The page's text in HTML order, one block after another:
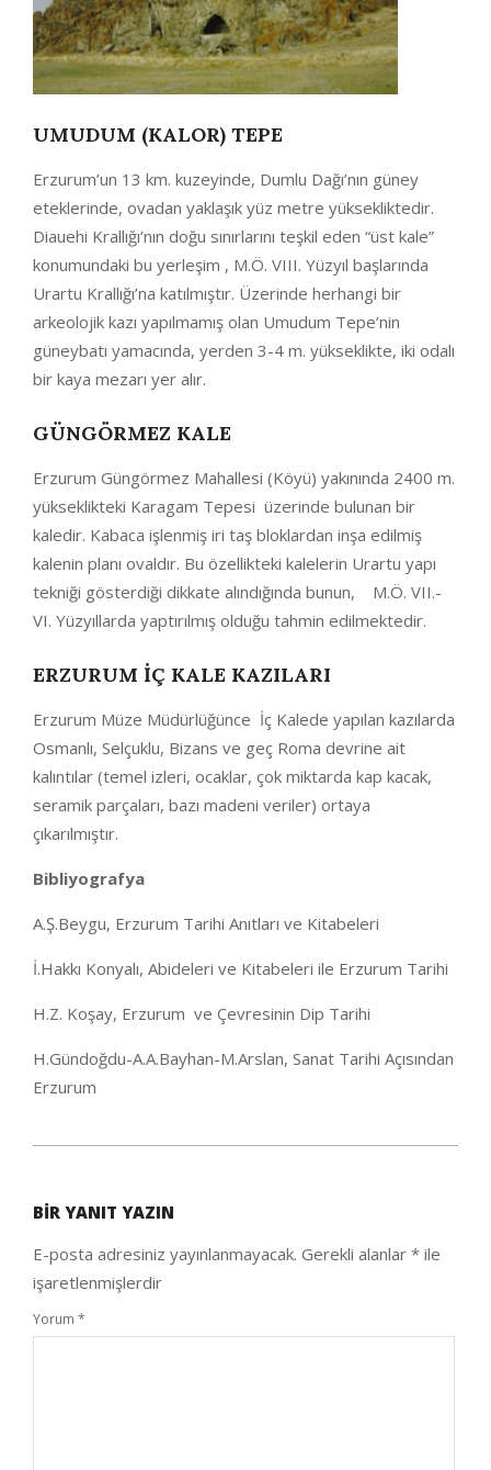
UMUDUM (KALOR) TEPE
Erzurum’un 13 km. kuzeyinde, Dumlu Dağı’nın güney
eteklerinde, ovadan yaklaşık yüz metre yüksekliktedir.
Diauehi Krallığı’nın doğu sınırlarını teşkil eden “üst kale”
konumundaki bu yerleşim , M.Ö. VIII. Yüzyıl başlarında
Urartu Krallığı’na katılmıştır. Üzerinde herhangi bir
arkeolojik kazı yapılmamış olan Umudum Tepe’nin
güneybatı yamacında, yerden 3-4 m. yükseklikte, iki odalı
bir kaya mezarı yer alır.
GÜNGÖRMEZ KALE
Erzurum Güngörmez Mahallesi (Köyü) yakınında 2400 m.
yükseklikteki Karagam Tepesi üzerinde bulunan bir
kaledir. Kabaca işlenmiş iri taş bloklardan inşa edilmiş
kalenin planı ovaldır. Bu özellikteki kalelerin Urartu yapı
tekniği gösterdiği dikkate alındığında bunun, M.Ö. VII.-
VI. Yüzyıllarda yaptırılmış olduğu tahmin edilmektedir.
ERZURUM İÇ KALE KAZILARI
Erzurum Müze Müdürlüğünce İç Kalede yapılan kazılarda
Osmanlı, Selçuklu, Bizans ve geç Roma devrine ait
kalıntılar (temel izleri, ocaklar, çok miktarda kap kacak,
seramik parçaları, bazı madeni veriler) ortaya
çıkarılmıştır.
Bibliyografya
A.Ş.Beygu, Erzurum Tarihi Anıtları ve Kitabeleri
İ.Hakkı Konyalı, Abideleri ve Kitabeleri ile Erzurum Tarihi
H.Z. Koşay, Erzurum ve Çevresinin Dip Tarihi
H.Gündoğdu-A.A.Bayhan-M.Arslan, Sanat Tarihi Açısından
Erzurum
29
BIR YANIT YAZIN
E-posta adresiniz yayınlanmayacak. Gerekli alanlar * ile
işaretlenmişlerdir
Yorum *